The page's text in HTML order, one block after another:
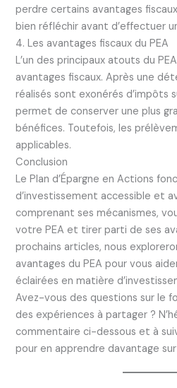
perdre certains avantages
bien réfléchir avant d’effectuer
4. Les avantages fiscaux du PEA
L’un des principaux atouts du
avantages fiscaux. Après une
réalisés sont exonérés d’impôts
permet de conserver une plus
bénéfices. Toutefois, les
applicables.
Conclusion
Le Plan d’Épargne en Actions
d’investissement accessible et
comprenant ses mécanismes,
votre PEA et tirer parti de ses
prochains articles, nous
avantages du PEA pour vous
éclairées en matière
Avez-vous des questions sur le
des expériences à partager ?
commentaire ci-dessous et à
pour en apprendre davantage sur